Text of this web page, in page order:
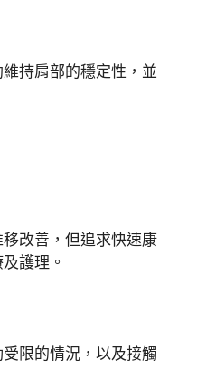
持肩部的穩定性，並
改善，但追求快速康
護理。
限的情況，以及接觸